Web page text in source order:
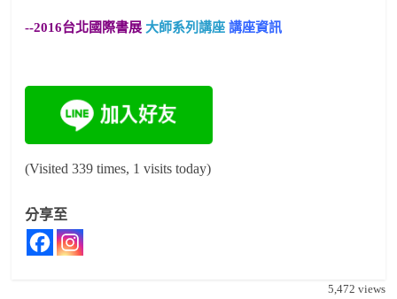
--2016台北國際書展 大師系列講座講座資訊
(Visited 339 times, 1 visits today)
分享至
5,472 views